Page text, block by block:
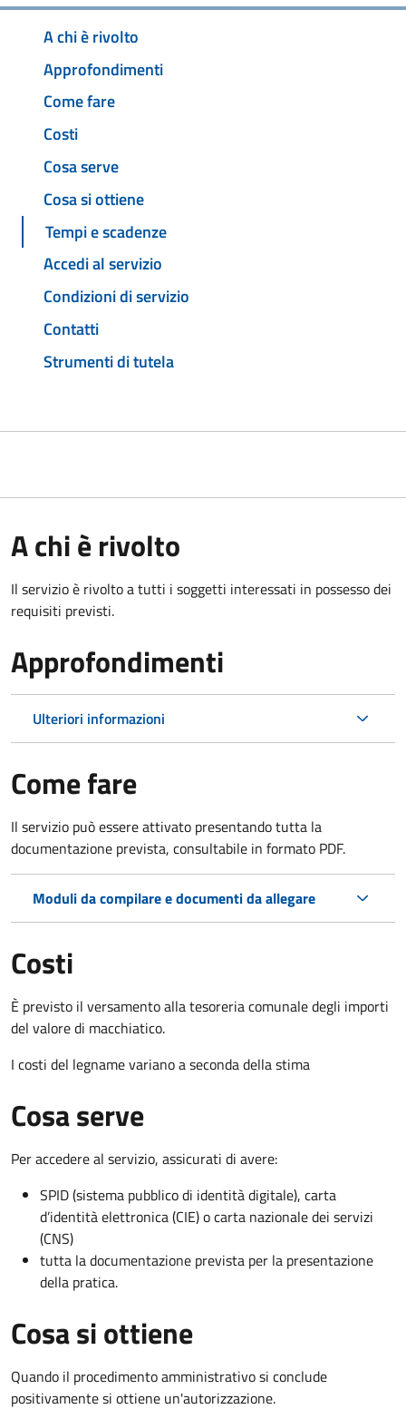
A chi è rivolto
Approfondimenti
Come fare
Costi
Cosa serve
Cosa si ottiene
Tempi e scadenze
Accedi al servizio
Condizioni di servizio
Contatti
Strumenti di tutela
A chi è rivolto
Il servizio è rivolto a tutti i soggetti interessati in possesso dei
requisiti previsti.
Approfondimenti
Ulteriori informazioni
Come fare
Il servizio può essere attivato presentando tutta la
documentazione prevista, consultabile in formato PDF.
Moduli da compilare e documenti da allegare
Costi
È previsto il versamento alla tesoreria comunale degli importi
del valore di macchiatico.
I costi del legname variano a seconda della stima
Cosa serve
Per accedere al servizio, assicurati di avere:
SPID (sistema pubblico di identità digitale), carta
d’identità elettronica (CIE) o carta nazionale dei servizi
(CNS)
tutta la documentazione prevista per la presentazione
della pratica.
Cosa si ottiene
Quando il procedimento amministrativo si conclude
positivamente si ottiene un'autorizzazione.